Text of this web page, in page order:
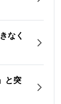
なく
と突